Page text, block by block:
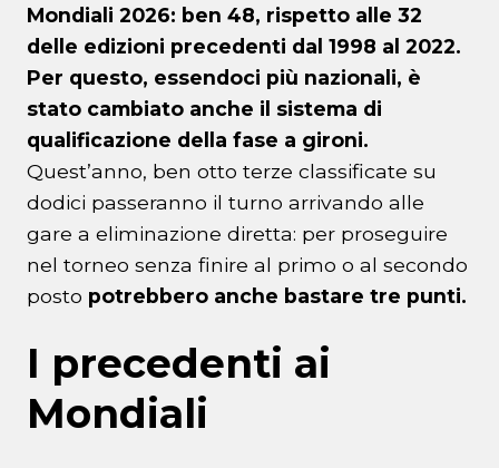
Mondiali 2026: ben 48, rispetto alle 32
delle edizioni precedenti dal 1998 al 2022.
Per questo, essendoci più nazionali, è
stato cambiato anche il sistema di
qualificazione della fase a gironi.
Quest’anno, ben otto terze classificate su
dodici passeranno il turno arrivando alle
gare a eliminazione diretta: per proseguire
nel torneo senza finire al primo o al secondo
posto potrebbero anche bastare tre punti.
I precedenti ai
Mondiali